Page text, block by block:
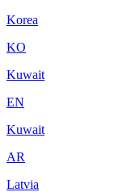
Korea
KO
Kuwait
EN
Kuwait
AR
Latvia